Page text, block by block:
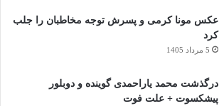
عکس مونا کرمی و پسرش توجه مخاطبان را جلب
کرد
5 مرداد 1405
درگذشت محمد یاراحمدی گوینده و دوبلور
پیشکسوت + علت فوت